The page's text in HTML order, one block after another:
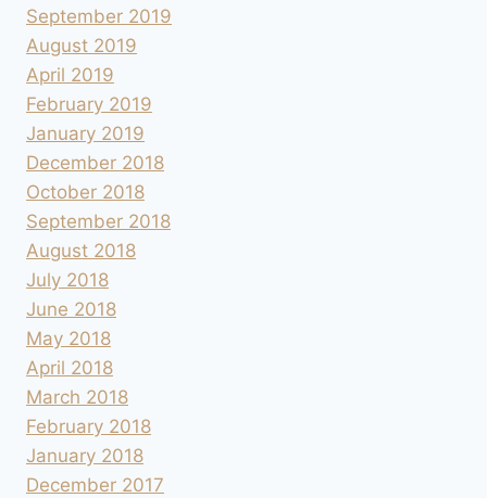
September 2019
August 2019
April 2019
February 2019
January 2019
December 2018
October 2018
September 2018
August 2018
July 2018
June 2018
May 2018
April 2018
March 2018
February 2018
January 2018
December 2017